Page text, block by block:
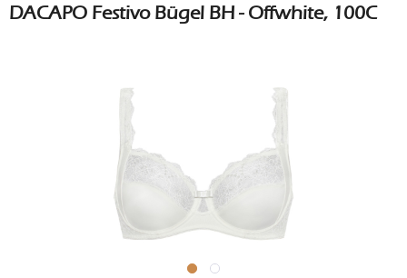
DACAPO Festivo Bügel BH - Offwhite, 100C